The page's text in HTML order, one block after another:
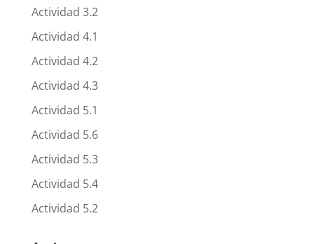
Actividad 3.2
Actividad 4.1
Actividad 4.2
Actividad 4.3
Actividad 5.1
Actividad 5.6
Actividad 5.3
Actividad 5.4
Actividad 5.2